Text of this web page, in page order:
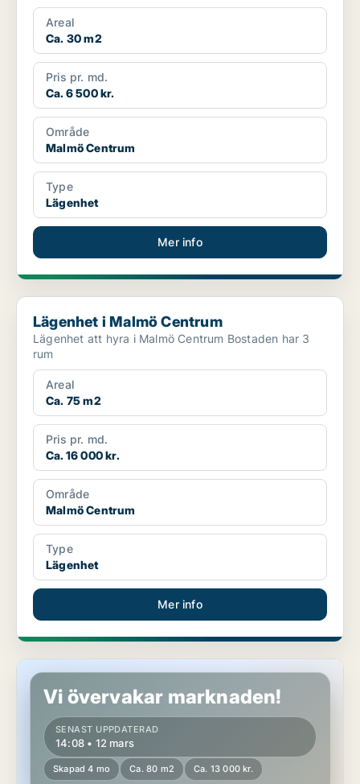
Areal
Ca. 30 m2
Pris pr. md.
Ca. 6 500 kr.
Område
Malmö Centrum
Type
Lägenhet
Mer info
Lägenhet i Malmö Centrum
Lägenhet i Malmö Centrum
Lägenhet att hyra i Malmö Centrum Bostaden har 3
rum
Areal
Ca. 75 m2
Pris pr. md.
Ca. 16 000 kr.
Område
Malmö Centrum
Type
Lägenhet
Mer info
Radhus i Rosengård
Vi övervakar marknaden!
SENAST UPPDATERAD
14:08 • 12 mars
Skapad 4 mo Ca. 80 m2 Ca. 13 000 kr.